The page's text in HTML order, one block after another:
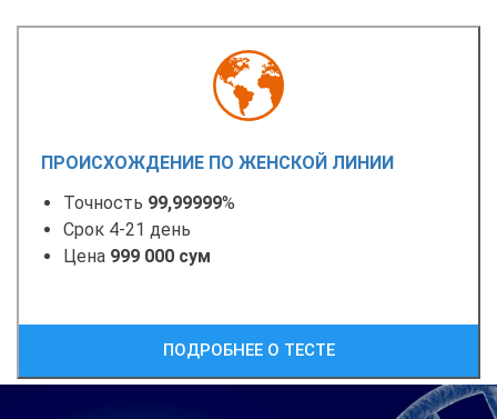
ПРОИСХОЖДЕНИЕ ПО ЖЕНСКОЙ ЛИНИИ
Точность 99,99999%
Срок 4-21 день
Цена 999 000 сум
ПОДРОБНЕЕ О ТЕСТЕ